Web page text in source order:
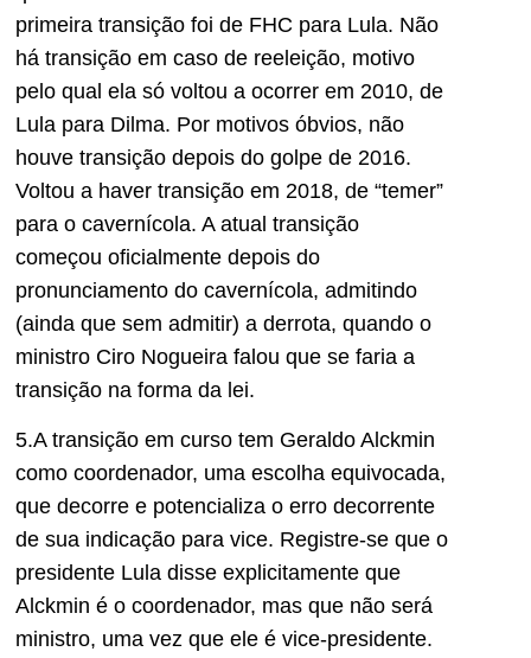
primeira transição foi de FHC para Lula. Não
há transição em caso de reeleição, motivo
pelo qual ela só voltou a ocorrer em 2010, de
Lula para Dilma. Por motivos óbvios, não
houve transição depois do golpe de 2016.
Voltou a haver transição em 2018, de “temer”
para o cavernícola. A atual transição
começou oficialmente depois do
pronunciamento do cavernícola, admitindo
(ainda que sem admitir) a derrota, quando o
ministro Ciro Nogueira falou que se faria a
transição na forma da lei.
5.A transição em curso tem Geraldo Alckmin
como coordenador, uma escolha equivocada,
que decorre e potencializa o erro decorrente
de sua indicação para vice. Registre-se que o
presidente Lula disse explicitamente que
Alckmin é o coordenador, mas que não será
ministro, uma vez que ele é vice-presidente.